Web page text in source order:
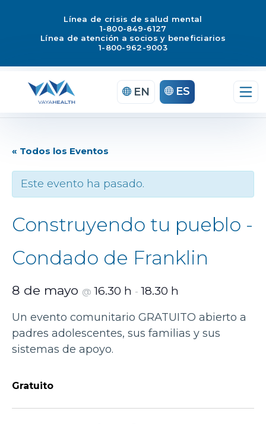
Línea de crisis de salud mental
1-800-849-6127
Línea de atención a socios y beneficiarios
1-800-962-9003
EN ES
« Todos los Eventos
Este evento ha pasado.
Construyendo tu pueblo -
Condado de Franklin
8 de mayo @ 16.30 h - 18.30 h
Un evento comunitario GRATUITO abierto a
padres adolescentes, sus familias y sus
sistemas de apoyo.
Gratuito